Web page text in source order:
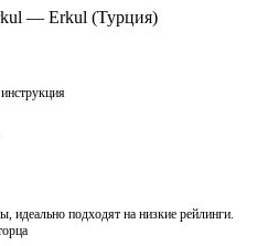
— Erkul (Турция)
идеально подходят на низкие рейлинги.